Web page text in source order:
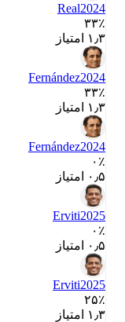
Real2024
۳۳٪
Fernández2024
۳۳٪
Fernández2024
Erviti2025
Erviti2025
۲۵٪